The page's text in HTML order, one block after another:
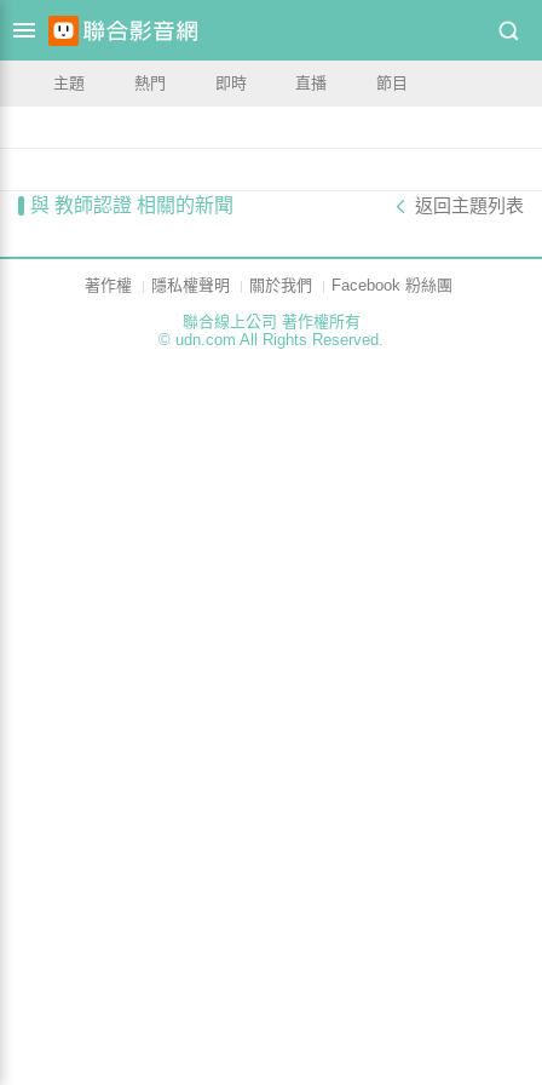
主題 熱門 即時 直播 節目
與 教師認證 相關的新聞 返回主題列表
著作權 隱私權聲明 關於我們
Facebook 粉絲團
聯合線上公司 著作權所有
© udn.com All Rights Reserved.